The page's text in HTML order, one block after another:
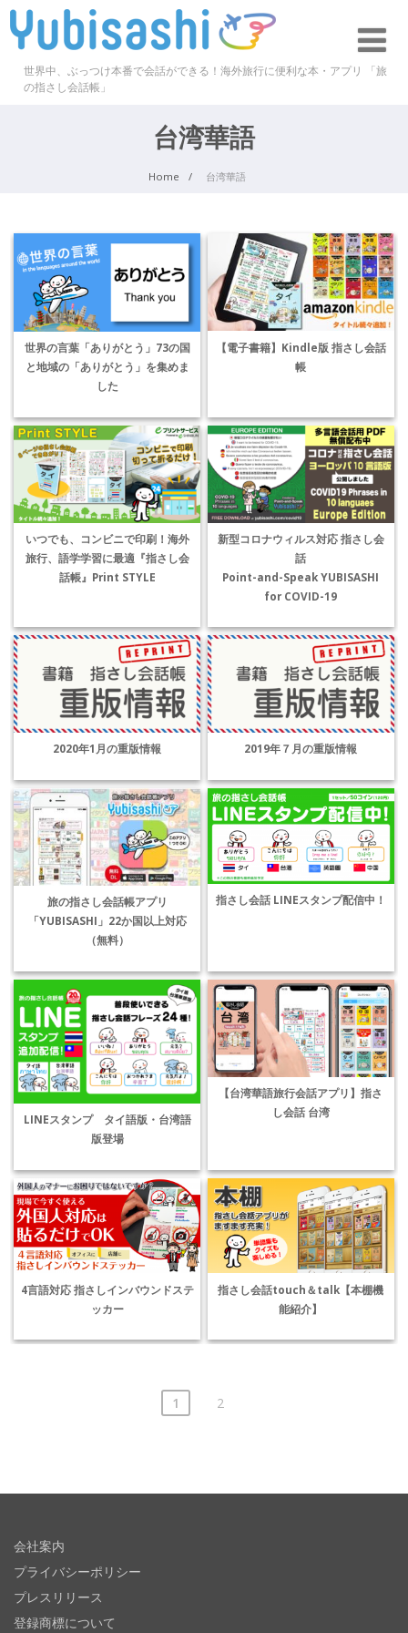
世界中、ぶっつけ本番で会話ができる！海外旅行に便利な本・アプリ 「旅
の指さし会話帳」
台湾華語
Home 台湾華語
世界の言葉「ありがとう」73の国
と地域の「ありがとう」を集めま
した
【電子書籍】Kindle版 指さし会話
帳
いつでも、コンビニで印刷！海外
旅行、語学学習に最適『指さし会
話帳』Print STYLE
新型コロナウィルス対応 指さし会
話
Point-and-Speak YUBISASHI
for COVID-19
2020年1月の重版情報 2019年７月の重版情報
旅の指さし会話帳アプリ
「YUBISASHI」22か国以上対応
（無料）
指さし会話 LINEスタンプ配信中！
LINEスタンプ タイ語版・台湾語
版登場
【台湾華語旅行会話アプリ】指さ
し会話 台湾
4言語対応 指さしインバウンドステ
ッカー
指さし会話touch＆talk【本棚機
能紹介】
1 2
会社案内
プライバシーポリシー
プレスリリース
登録商標について